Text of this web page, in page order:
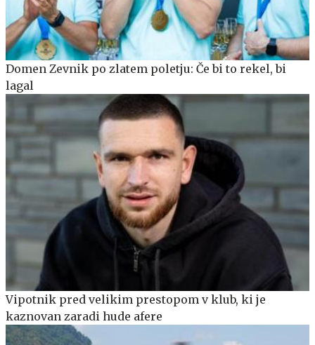
Domen Zevnik po zlatem poletju: Če bi to rekel, bi
lagal
Vipotnik pred velikim prestopom v klub, ki je
kaznovan zaradi hude afere